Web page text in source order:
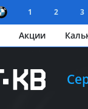
1 2 3
Акции